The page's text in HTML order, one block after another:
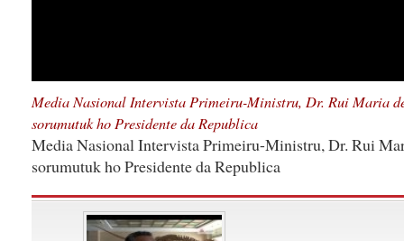
Media Nasional Intervista Primeiru-Ministru, Dr. Rui Maria
sorumutuk ho Presidente da Republica
Media Nasional Intervista Primeiru-Ministru, Dr. Rui
sorumutuk ho Presidente da Republica